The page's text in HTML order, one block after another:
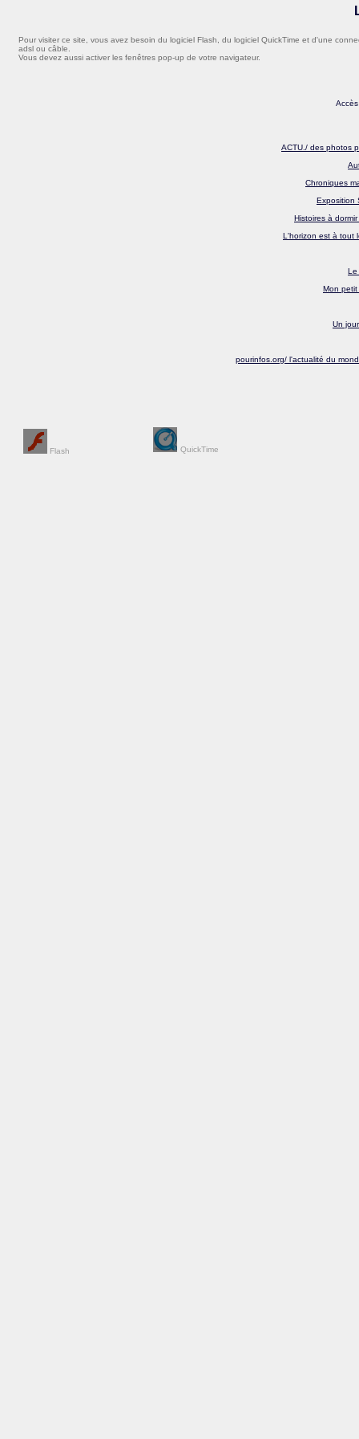
Pour visiter ce site, vous avez besoin du logiciel Flash, du logiciel QuickTime et d'une
adsl ou câble.
Vous devez aussi activer les fenêtres pop-up de votre navigateur.
Ac
ACTU./ des photos
Chroniques
Exposition
Histoires à
L'horizon est à tout
Le
Mon
Un
pourinfos.org/ l'actualité du
Flash QuickTime